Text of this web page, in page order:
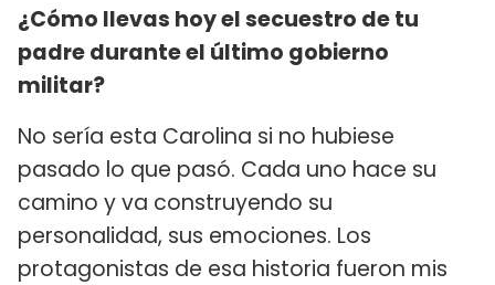
¿Cómo llevas hoy el secuestro de tu
padre durante el último gobierno
militar?
No sería esta Carolina si no hubiese
pasado lo que pasó. Cada uno hace su
camino y va construyendo su
personalidad, sus emociones. Los
protagonistas de esa historia fueron mis